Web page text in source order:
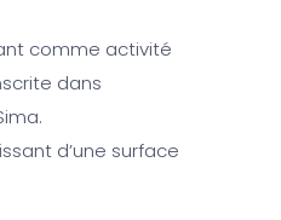
comme activité
dans
d’une surface